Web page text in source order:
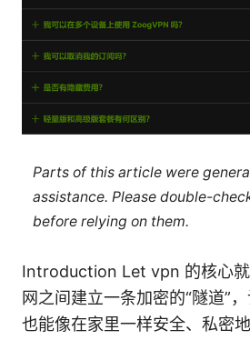
Parts of this article were
assistance. Please double-
before relying on them.
Introduction Let vpn 的核心
网之间建立一条加密的“隧道”
也能像在家里一样安全、私密